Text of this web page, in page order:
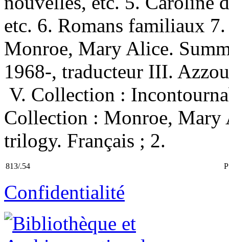
etc. 6. Romans familiaux
Monroe, Mary Alice.
1968-, traducteur III.
V. Collection :
Collection : Monroe, Mary
trilogy. Français ; 2.
813/.54
Confidentialité